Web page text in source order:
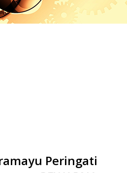
Peringati